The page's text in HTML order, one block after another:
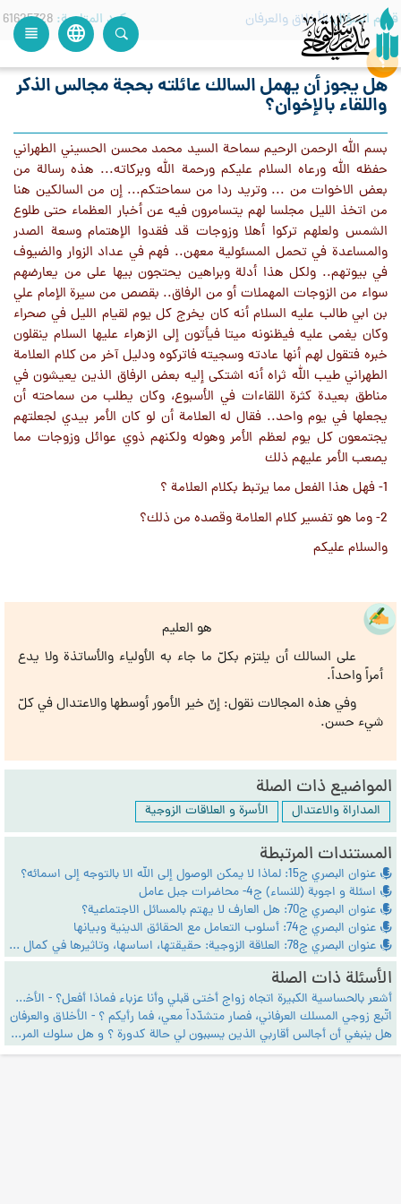
language
view_headline
قسم السؤال الأخلاق والعرفان كود المتابعة
هل يجوز أن يهمل السالك عائلته بحجة مجالس الذكر
واللقاء بالإخوان؟
بسم الله الرحمن الرحيم سماحة السيد محمد محسن الحسيني الطهراني
حفظه الله ورعاه السلام عليكم ورحمة الله وبركاته... هذه رسالة من
بعض اﻻخوات من ... وتريد ردا من سماحتكم... إن من السالكين هنا
من اتخذ الليل مجلسا لهم يتسامرون فيه عن أخبار العظماء حتى طلوع
الشمس ولعلهم تركوا أهلا وزوجات قد فقدوا الإهتمام وسعة الصدر
والمساعدة في تحمل المسئولية معهن.. فهم في عداد الزوار والضيوف
في بيوتهم.. ولكل هذا أدلة وبراهين يحتجون بيها على من يعارضهم
سواء من الزوجات المهملات أو من الرفاق.. بقصص من سيرة الإمام علي
بن ابي طالب عليه السلام أنه كان يخرج كل يوم لقيام الليل في صحراء
وكان يغمى عليه فيظنونه ميتا فيأتون إلى الزهراء عليها السلام ينقلون
خبره فتقول لهم أنها عادته وسجيته فاتركوه ودليل آخر من كلام العلامة
الطهراني طيب الله ثراه أنه اشتكى إليه بعض الرفاق الذين يعيشون في
مناطق بعيدة كثرة اللقاءات في الأسبوع، وكان يطلب من سماحته أن
يجعلها في يوم واحد.. فقال له العلامة أن لو كان اﻷمر بيدي لجعلتهم
يجتمعون كل يوم لعظم اﻷمر وهوله ولكنهم ذوي عوائل وزوجات مما
يصعب اﻷمر عليهم ذلك
1- فهل هذا الفعل مما يرتبط بكلام العلامة ؟
2- وما هو تفسير كلام العلامة وقصده من ذلك؟
والسلام عليكم
هو العليم
على السالك أن يلتزم بكلّ ما جاء به الأولياء والأساتذة ولا يدع
أمراً واحداً.
وفي هذه المجالات نقول: إنّ خير الأمور أوسطها والاعتدال في كلّ
شيء حسن.
المواضيع ذات الصلة
المداراة والاعتدال الأسرة و العلاقات الزوجية
المستندات المرتبطة
عنوان البصري ج15: لماذا لا يمكن الوصول إلى الله الا بالتوجه إلى اسمائه؟
اسئلة و اجوبة (للنساء) ج4- محاضرات جبل عامل
عنوان البصري ج70: هل العارف لا يهتم بالمسائل الاجتماعية؟
عنوان البصري ج74: أسلوب التعامل مع الحقائق الدينية وبيانها
عنوان البصري ج78: العلاقة الزوجية: حقيقتها، اساسها، وتاثيرها في كمال الانسان
الأسئلة ذات الصلة
أشعر بالحساسية الكبيرة اتجاه زواج أختى قبلي وأنا عزباء فماذا أفعل؟ - الأخلاق والعرفان
اتّبع زوجي المسلك العرفاني، فصار متشدّداً معي، فما رأيكم ؟ - الأخلاق والعرفان
هل ينبغي أن أجالس أقاربي الذين يسببون لي حالة كدورة ؟ و هل سلوك المرأة هو طاعة الزوج فقط؟ - الاجتماع